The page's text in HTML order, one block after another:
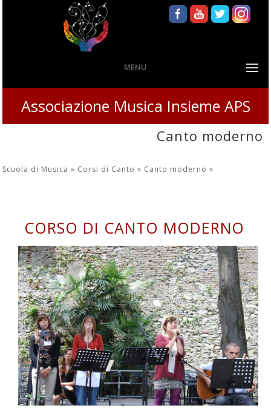
MENU
Associazione Musica Insieme APS
Canto moderno
Scuola di Musica » Corsi di Canto » Canto moderno»
CORSO DI CANTO MODERNO